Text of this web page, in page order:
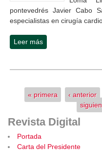
pontevedrés Javier Cabo
especialistas en cirugía
Leer más
Páginas
« primera ‹ anterior
Revista Digital
Portada
Carta del Presidente